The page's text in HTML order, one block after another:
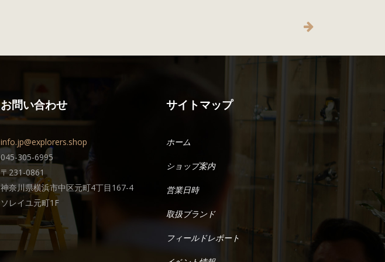
お問い合わせ
info.jp@explorers.shop
045-305-6995
〒231-0861
神奈川県横浜市中区元町4丁目167-4
ソレイユ元町1F
サイトマップ
ホーム
ショップ案内
営業日時
取扱ブランド
フィールドレポート